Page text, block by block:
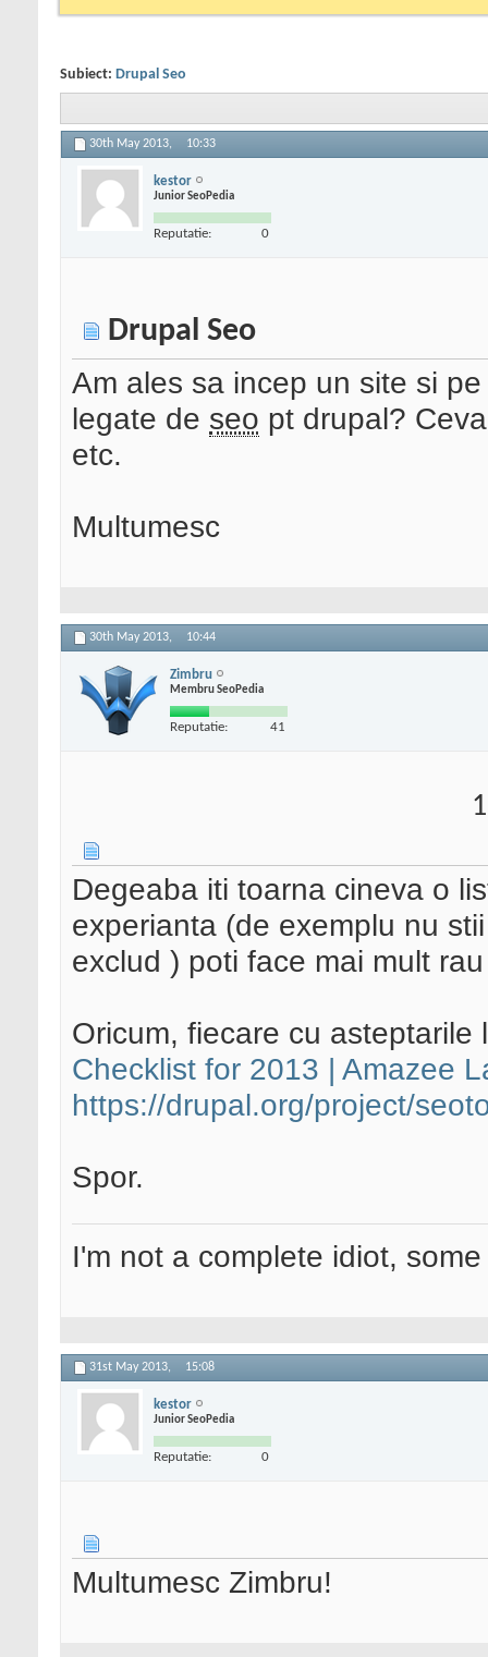
Subiect: Drupal Seo
30th May 2013, 10:33
kestor
Junior SeoPedia
Reputatie: 0
Drupal Seo
Am ales sa incep un site si
legate de seo pt drupal?
etc.
Multumesc
30th May 2013, 10:44
Zimbru
Membru SeoPedia
Reputatie: 41
Degeaba iti toarna cineva o
experianta (de exemplu nu
exclud ) poti face mai mult
Oricum, fiecare cu
Checklist for 2013 | Amazee
https://drupal.org/project/
Spor.
I'm not a complete idiot,
31st May 2013, 15:08
kestor
Junior SeoPedia
Reputatie: 0
Multumesc Zimbru!